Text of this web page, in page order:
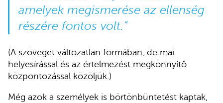
amelyek megismerése az ellenség
részére fontos volt.”
(A szöveget változatlan formában, de mai
helyesírással és az értelmezést megkönnyítő
központozással közöljük.)
Még azok a személyek is börtönbüntetést kaptak,